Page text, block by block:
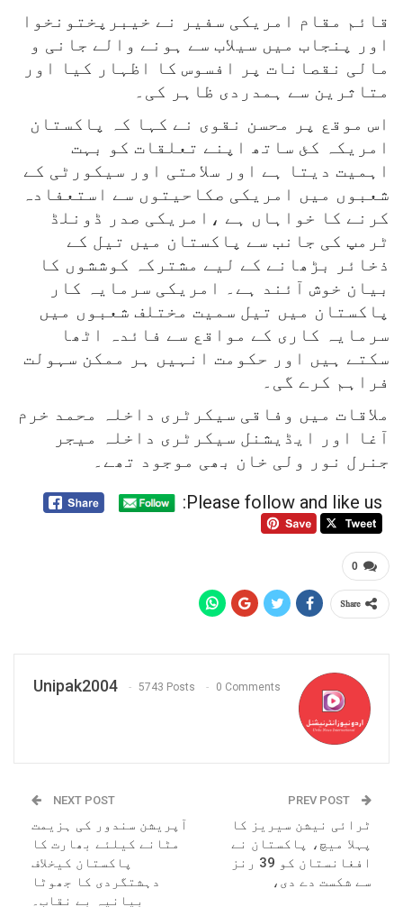
قائم مقام امریکی سفیر نے خیبرپختونخوا
اور پنجاب میں سیلاب سے ہونے والے جانی و
مالی نقصانات پر افسوس کا اظہار کیا اور
متاثرین سے ہمدردی ظاہر کی۔
اس موقع پر محسن نقوی نے کہا کہ پاکستان
امریکہ کئ ساتھ اپنے تعلقات کو بہت
اہمیت دیتا ہے اور سلامتی اور سیکورٹی کے
شعبوں میں امریکی صکاحیتوں سے استعفادہ
کرنے کا خواہاں ہے ،امریکی صدر ڈونلڈ
ٹرمپ کی جانب سے پاکستان میں تیل کے
ذخائر بڑھانے کے لیے مشترکہ کوششوں کا
بیان خوش آئند ہے۔ امریکی سرمایہ کار
پاکستان میں تیل سمیت مختلف شعبوں میں
سرمایہ کاری کے مواقع سے فائدہ اٹھا
سکتے ہیں اور حکومت انہیں ہر ممکن سہولت
فراہم کرے گی۔
ملاقات میں وفاقی سیکرٹری داخلہ محمد خرم
آغا اور ایڈیشنل سیکرٹری داخلہ میجر
جنرل نور ولی خان بھی موجود تھے۔
Please follow and like us:
0
Share
Unipak2004 5743 Posts 0 Comments
ٹرائی نیشن سیریز کا
پہلا میچ، پاکستان نے
افغانستان کو 39 رنز
سے شکست دے دی،
NEXT POST
آپریشن سندور کی ہزیمت
مٹانے کیلئے بھارت کا
پاکستان کیخلاف
دہشتگردی کا جھوٹا
بیانیہ بے نقاب۔